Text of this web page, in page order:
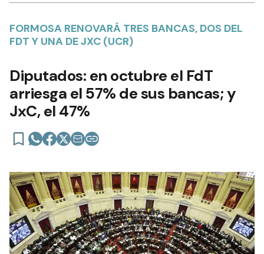
FORMOSA RENOVARÁ TRES BANCAS, DOS DEL
FDT Y UNA DE JXC (UCR)
Diputados: en octubre el FdT
arriesga el 57% de sus bancas; y
JxC, el 47%